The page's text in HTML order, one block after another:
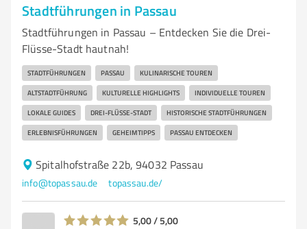
Stadtführungen in Passau
Stadtführungen in Passau – Entdecken Sie die Drei-
Flüsse-Stadt hautnah!
STADTFÜHRUNGEN PASSAU KULINARISCHE TOUREN
ALTSTADTFÜHRUNG KULTURELLE HIGHLIGHTS INDIVIDUELLE TOUREN
LOKALE GUIDES DREI-FLÜSSE-STADT HISTORISCHE STADTFÜHRUNGEN
ERLEBNISFÜHRUNGEN GEHEIMTIPPS PASSAU ENTDECKEN
Spitalhofstraße 22b, 94032 Passau
info@topassau.de topassau.de/
5,00 / 5,00